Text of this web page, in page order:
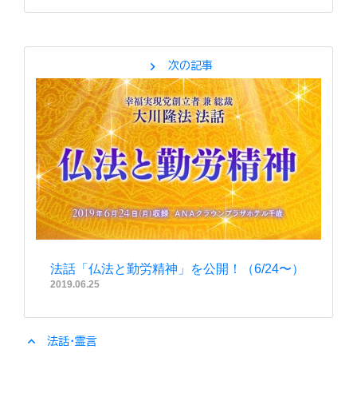
chevron_right 次の記事
法話「仏法と勤労精神」を公開！（6/24〜）
2019.06.25
expand_less 法話・霊言